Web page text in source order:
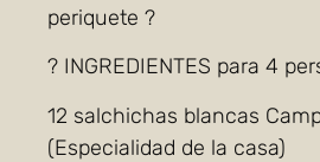
periquete ?
? INGREDIENTES para 4
12 salchichas blancas
(Especialidad de la casa)